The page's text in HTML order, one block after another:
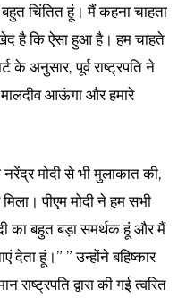
चिंतित हूं। मैं कहना चाहता
है कि ऐसा हुआ है। हम चाहते
के अनुसार, पूर्व राष्ट्रपति ने
मालदीव आऊंगा और हमारे
नरेंद्र मोदी से भी मुलाकात की,
पीएम मोदी ने हम सभी
का बहुत बड़ा समर्थक हूं और मैं
देता हूं।” ” उन्होंने बहिष्कार
राष्ट्रपति द्वारा की गई त्वरित